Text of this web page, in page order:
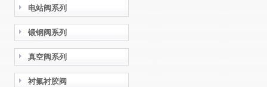
电站阀系列
锻钢阀系列
真空阀系列
衬氟衬胶阀